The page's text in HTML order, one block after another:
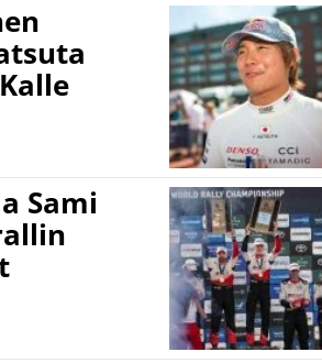
Sami